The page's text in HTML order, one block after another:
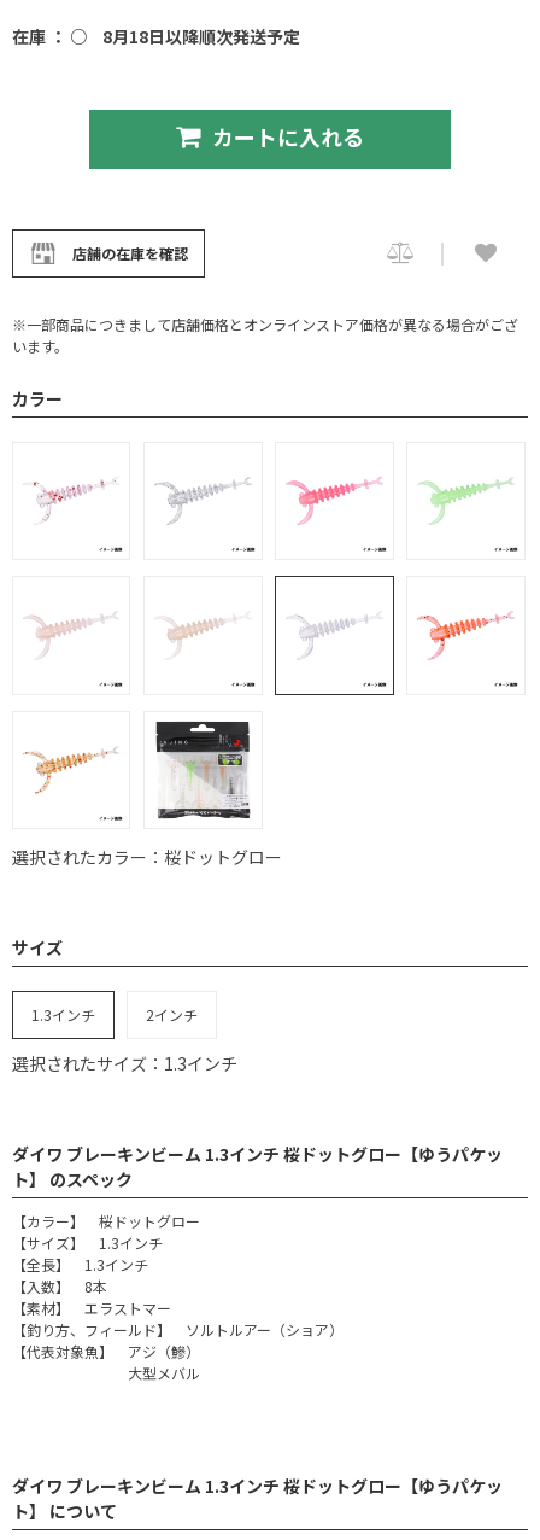
在庫 ： ○ 8月18日以降順次発送予定
カートに入れる
店舗の在庫を確認
※一部商品につきまして店舗価格とオンラインストア価格が異なる場合がござ
います。
カラー
選択されたカラー：桜ドットグロー
サイズ
1.3インチ 2インチ
選択されたサイズ：1.3インチ
ダイワ ブレーキンビーム 1.3インチ 桜ドットグロー【ゆうパケッ
ト】 のスペック
【カラー】 桜ドットグロー
【サイズ】 1.3インチ
【全長】 1.3インチ
【入数】 8本
【素材】 エラストマー
【釣り方、フィールド】 ソルトルアー（ショア）
【代表対象魚】 アジ（鰺）
大型メバル
ダイワ ブレーキンビーム 1.3インチ 桜ドットグロー【ゆうパケッ
ト】 について